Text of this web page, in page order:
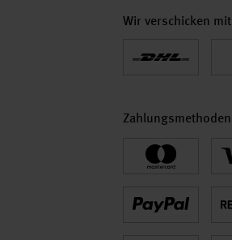
Wir verschicken mit
Zahlungsmethoden